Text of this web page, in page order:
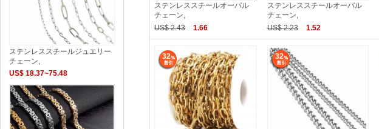
ステンレススチールオーバル
チェーン,
US$ 2.43
1.66
ステンレススチールオーバル
チェーン,
US$ 2.23
1.52
32 32
ステンレススチールジュエリー
チェーン,
US$ 18.37~75.48